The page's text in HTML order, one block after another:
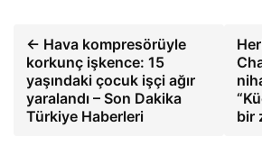
← Hava kompresörüyle
korkunç işkence: 15
yaşındaki çocuk işçi ağır
yaralandı – Son Dakika
Türkiye Haberleri
bir